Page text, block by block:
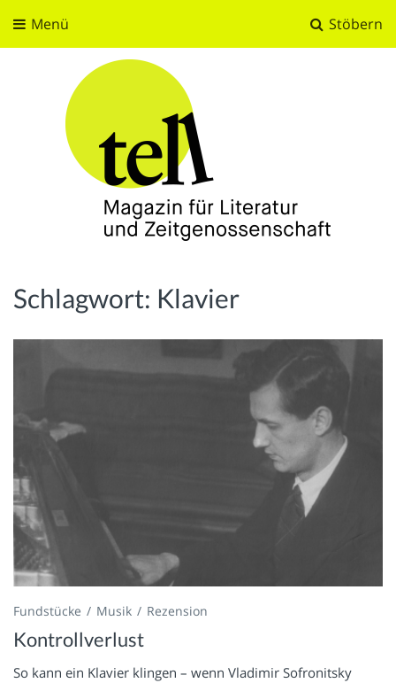
Stöbern
Menü
Schlagwort: Klavier
Fundstücke Musik Rezension
Kontrollverlust
So kann ein Klavier klingen – wenn Vladimir Sofronitsky